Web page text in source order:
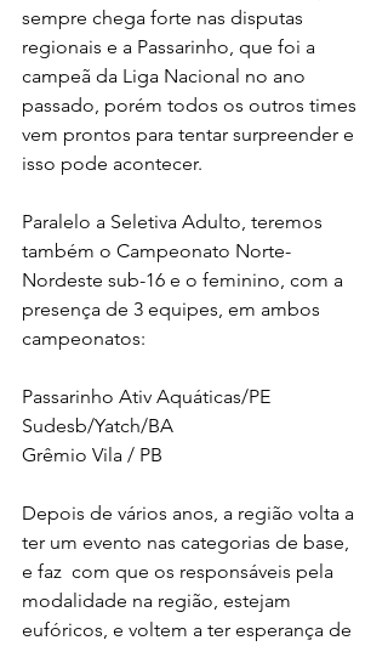
sempre chega forte nas disputas
regionais e a Passarinho, que foi a
campeã da Liga Nacional no ano
passado, porém todos os outros times
vem prontos para tentar surpreender e
isso pode acontecer.
Paralelo a Seletiva Adulto, teremos
também o Campeonato Norte-
Nordeste sub-16 e o feminino, com a
presença de 3 equipes, em ambos
campeonatos:
Passarinho Ativ Aquáticas/PE
Sudesb/Yatch/BA
Grêmio Vila / PB
Depois de vários anos, a região volta a
ter um evento nas categorias de base,
e faz  com que os responsáveis pela
modalidade na região, estejam
eufóricos, e voltem a ter esperança de